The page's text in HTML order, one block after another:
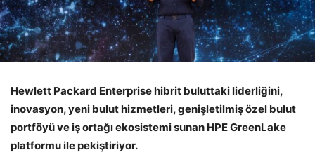
Hewlett Packard Enterprise hibrit buluttaki liderliğini,
inovasyon, yeni bulut hizmetleri, genişletilmiş özel bulut
portföyü ve iş ortağı ekosistemi sunan HPE GreenLake
platformu ile pekiştiriyor.